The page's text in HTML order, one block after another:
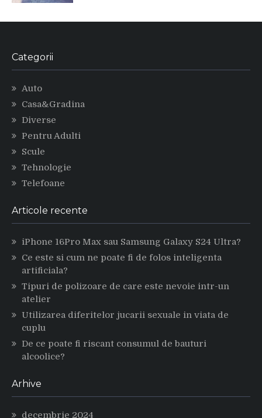
Categorii
Auto
Casa&Gradina
Diverse
Pentru Adulti
Scule
Tehnologie
Telefoane
Articole recente
iPhone 16Pro Max sau Samsung Galaxy S24 Ultra?
Ce este si cum ne poate fi de folos inteligenta
artificiala?
Tipuri de polizoare de care este nevoie intr-un
atelier
Utilizarea diferitelor jucarii sexuale in viata de
cuplu
De ce poate fi riscant consumul de bauturi
alcoolice?
Arhive
decembrie 2024